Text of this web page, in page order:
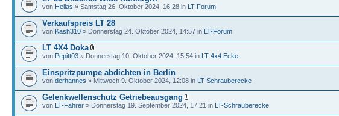
von Hellas » Samstag 26. Oktober 2024, 16:28 in LT-Forum
Verkaufspreis LT 28
von Kash310 » Donnerstag 24. Oktober 2024, 14:57 in LT-Forum
LT 4X4 Doka
von Pepitt03 » Donnerstag 10. Oktober 2024, 15:54 in LT-4x4 Ecke
Einspritzpumpe abdichten in Berlin
von derhannes » Mittwoch 9. Oktober 2024, 12:08 in LT-Schrauberecke
Gelenkwellenschutz Getriebeausgang
von LT-Fahrer » Donnerstag 19. September 2024, 17:21 in LT-Schrauberecke